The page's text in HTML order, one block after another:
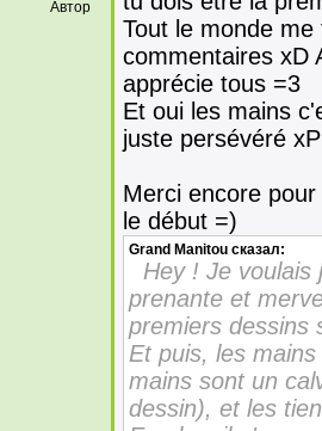
Автор
Tout le monde
commentaires xD
apprécie tous =3
Et oui les mains
juste persévéré xP
Merci encore
le début =)
Grand Manitou сказал:
Hey ! Je voulais
prenante et
premiers dessins
Et puis, les
mains sont un
dessin), et les